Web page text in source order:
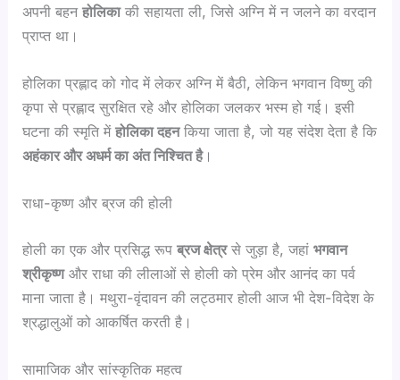
अपनी बहनहोलिकाकी सहायता ली, जिसे अग्नि में न जलने का वरदान
प्राप्त था।
होलिका प्रह्लाद को गोद में लेकर अग्नि में बैठी, लेकिन भगवान विष्णु की
कृपा से प्रह्लाद सुरक्षित रहे और होलिका जलकर भस्म हो गई। इसी
घटना की स्मृति मेंहोलिका दहनकिया जाता है, जो यह संदेश देता है कि
अहंकार और अधर्म का अंत निश्चित है।
राधा-कृष्ण और ब्रज की होली
होली का एक और प्रसिद्ध रूपब्रज क्षेत्रसे जुड़ा है, जहांभगवान
श्रीकृष्णऔर राधा की लीलाओं से होली को प्रेम और आनंद का पर्व
माना जाता है। मथुरा-वृंदावन की लट्ठमार होली आज भी देश-विदेश के
श्रद्धालुओं को आकर्षित करती है।
सामाजिक और सांस्कृतिक महत्व